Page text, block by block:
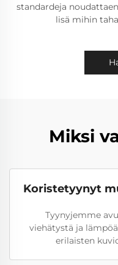
standardeja
lisä mihin
Miksi
Koristetyynyt
Tyynyjemme
viehätystä ja
erilaisten